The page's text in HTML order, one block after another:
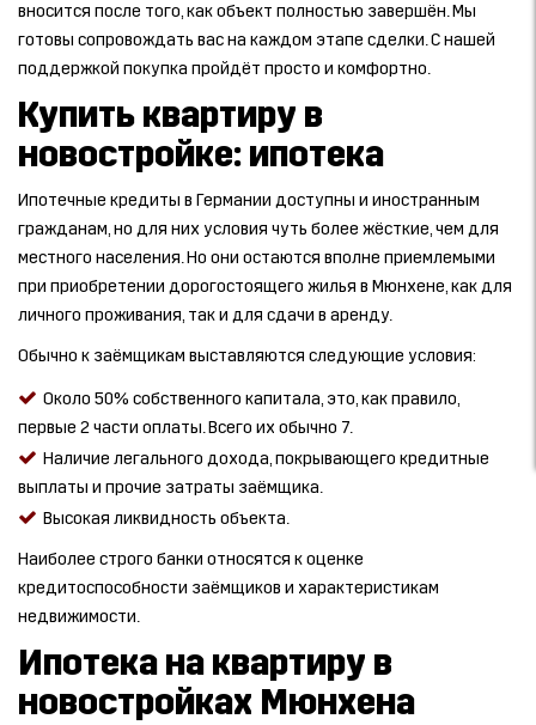
вносится после того, как объект полностью завершён. Мы
готовы сопровождать вас на каждом этапе сделки. С нашей
поддержкой покупка пройдёт просто и комфортно.
Купить квартиру в
новостройке: ипотека
Ипотечные кредиты в Германии доступны и иностранным
гражданам, но для них условия чуть более жёсткие, чем для
местного населения. Но они остаются вполне приемлемыми
при приобретении дорогостоящего жилья в Мюнхене, как для
личного проживания, так и для сдачи в аренду.
Обычно к заёмщикам выставляются следующие условия:
Около 50% собственного капитала, это, как правило,
первые 2 части оплаты. Всего их обычно 7.
Наличие легального дохода, покрывающего кредитные
выплаты и прочие затраты заёмщика.
Высокая ликвидность объекта.
Наиболее строго банки относятся к оценке
кредитоспособности заёмщиков и характеристикам
недвижимости.
Ипотека на квартиру в
новостройках Мюнхена